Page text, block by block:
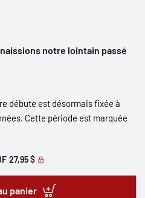
notre lointain passé
débute est désormais fixée à
Cette période est marquée
27,95 $
panier